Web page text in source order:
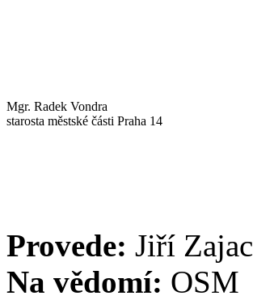
Mgr. Radek Vondra
starosta městské části Praha 14
Provede: Jiří Zajac
Na vědomí: OSM